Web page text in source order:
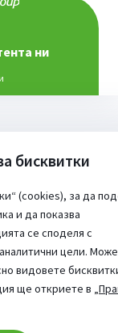
бисквитки
(cookies), за да
и да показва
се споделя с
цели.
видовете
ще откриете в
ни